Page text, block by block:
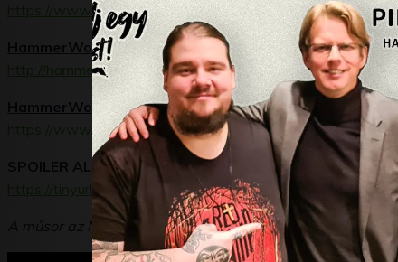
https://www.facebook.com/grungery
HammerWorld Online:
http://hammerworld.hu/
HammerWorld a Facebookon:
https://www.facebook.com/hammerworld
SPOILER ALERT! Miki listái:
https://tinyurl.com/aeopimi
A műsor az NKA Hangfoglaló Program támogatásával